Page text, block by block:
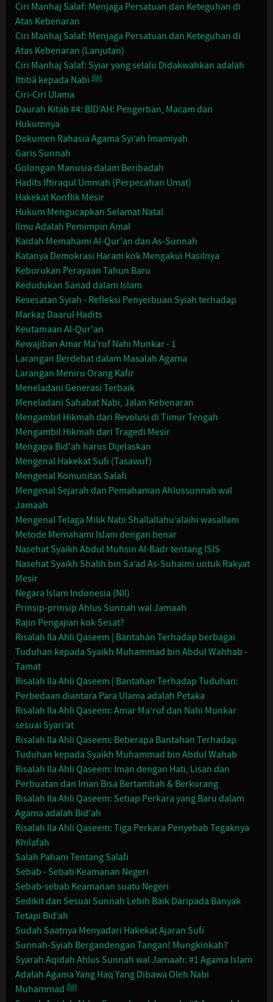
Ciri Manhaj Salaf: Menjaga Persatuan dan Keteguhan di
Atas Kebenaran
Ciri Manhaj Salaf: Menjaga Persatuan dan Keteguhan di
Atas Kebenaran (Lanjutan)
Ciri Manhaj Salaf: Syiar yang selalu Didakwahkan adalah
Ittibâ kepada Nabi ﷺ
Ciri-Ciri Ulama
Daurah Kitab #4: BID’AH: Pengertian, Macam dan
Hukumnya
Dokumen Rahasia Agama Syi’ah Imamiyah
Garis Sunnah
Golongan Manusia dalam Beribadah
Hadits Iftiraqul Ummah (Perpecahan Umat)
Hakekat Konflik Mesir
Hukum Mengucapkan Selamat Natal
Ilmu Adalah Pemimpin Amal
Kaidah Memahami Al-Qur'an dan As-Sunnah
Katanya Demokrasi Haram kok Mengakui Hasilnya
Keburukan Perayaan Tahun Baru
Kedudukan Sanad dalam Islam
Kesesatan Syiah - Refleksi Penyerbuan Syiah terhadap
Markaz Daarul Hadits
Keutamaan Al-Qur'an
Kewajiban Amar Ma'ruf Nahi Munkar - 1
Larangan Berdebat dalam Masalah Agama
Larangan Meniru Orang Kafir
Meneladani Generasi Terbaik
Meneladani Sahabat Nabi, Jalan Kebenaran
Mengambil Hikmah dari Revolusi di Timur Tengah
Mengambil Hikmah dari Tragedi Mesir
Mengapa Bid'ah harus Dijelaskan
Mengenal Hakekat Sufi (Tasawuf)
Mengenal Komunitas Salafi
Mengenal Sejarah dan Pemahaman Ahlussunnah wal
Jamaah
Mengenal Telaga Milik Nabi Shallallahu’alaihi wasallam
Metode Memahami Islam dengan benar
Nasehat Syaikh Abdul Muhsin Al-Badr tentang ISIS
Nasehat Syaikh Shalih bin Sa’ad As-Suhaimi untuk Rakyat
Mesir
Negara Islam Indonesia (NII)
Prinsip-prinsip Ahlus Sunnah wal Jamaah
Rajin Pengajian kok Sesat?
Risalah Ila Ahli Qaseem | Bantahan Terhadap berbagai
Tuduhan kepada Syaikh Muhammad bin Abdul Wahhab -
Tamat
Risalah Ila Ahli Qaseem | Bantahan Terhadap Tuduhan:
Perbedaan diantara Para Ulama adalah Petaka
Risalah Ila Ahli Qaseem: Amar Ma’ruf dan Nahi Munkar
sesuai Syari’at
Risalah Ila Ahli Qaseem: Beberapa Bantahan Terhadap
Tuduhan kepada Syaikh Muhammad bin Abdul Wahab
Risalah Ila Ahli Qaseem: Iman dengan Hati, Lisan dan
Perbuatan dan Iman Bisa Bertambah & Berkurang
Risalah Ila Ahli Qaseem: Setiap Perkara yang Baru dalam
Agama adalah Bid'ah
Risalah Ila Ahli Qaseem: Tiga Perkara Penyebab Tegaknya
Khilafah
Salah Paham Tentang Salafi
Sebab - Sebab Keamanan Negeri
Sebab-sebab Keamanan suatu Negeri
Sedikit dan Sesuai Sunnah Lebih Baik Daripada Banyak
Tetapi Bid’ah
Sudah Saatnya Menyadari Hakekat Ajaran Sufi
Sunnah-Syiah Bergandengan Tangan! Mungkinkah?
Syarah Aqidah Ahlus Sunnah wal Jamaah: #1 Agama Islam
Adalah Agama Yang Haq Yang Dibawa Oleh Nabi
Muhammad ﷺ